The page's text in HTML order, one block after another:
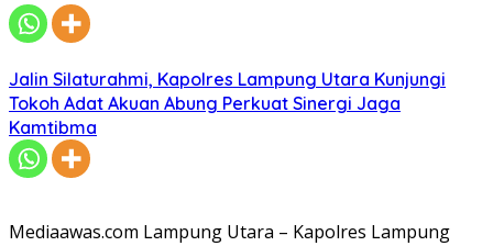
Jalin Silaturahmi, Kapolres Lampung Utara Kunjungi
Tokoh Adat Akuan Abung Perkuat Sinergi Jaga
Kamtibma
Mediaawas.com Lampung Utara – Kapolres Lampung